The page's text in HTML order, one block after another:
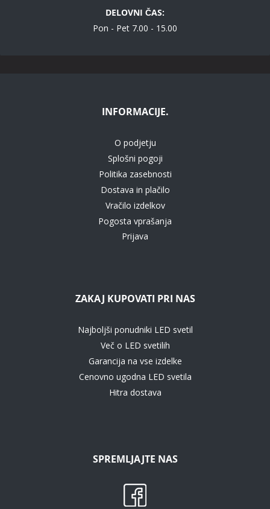
DELOVNI ČAS:
Pon - Pet 7.00 - 15.00
INFORMACIJE.
O podjetju
Splošni pogoji
Politika zasebnosti
Dostava in plačilo
Vračilo izdelkov
Pogosta vprašanja
Prijava
ZAKAJ KUPOVATI PRI NAS
Najboljši ponudniki LED svetil
Več o LED svetilih
Garancija na vse izdelke
Cenovno ugodna LED svetila
Hitra dostava
SPREMLJAJTE NAS